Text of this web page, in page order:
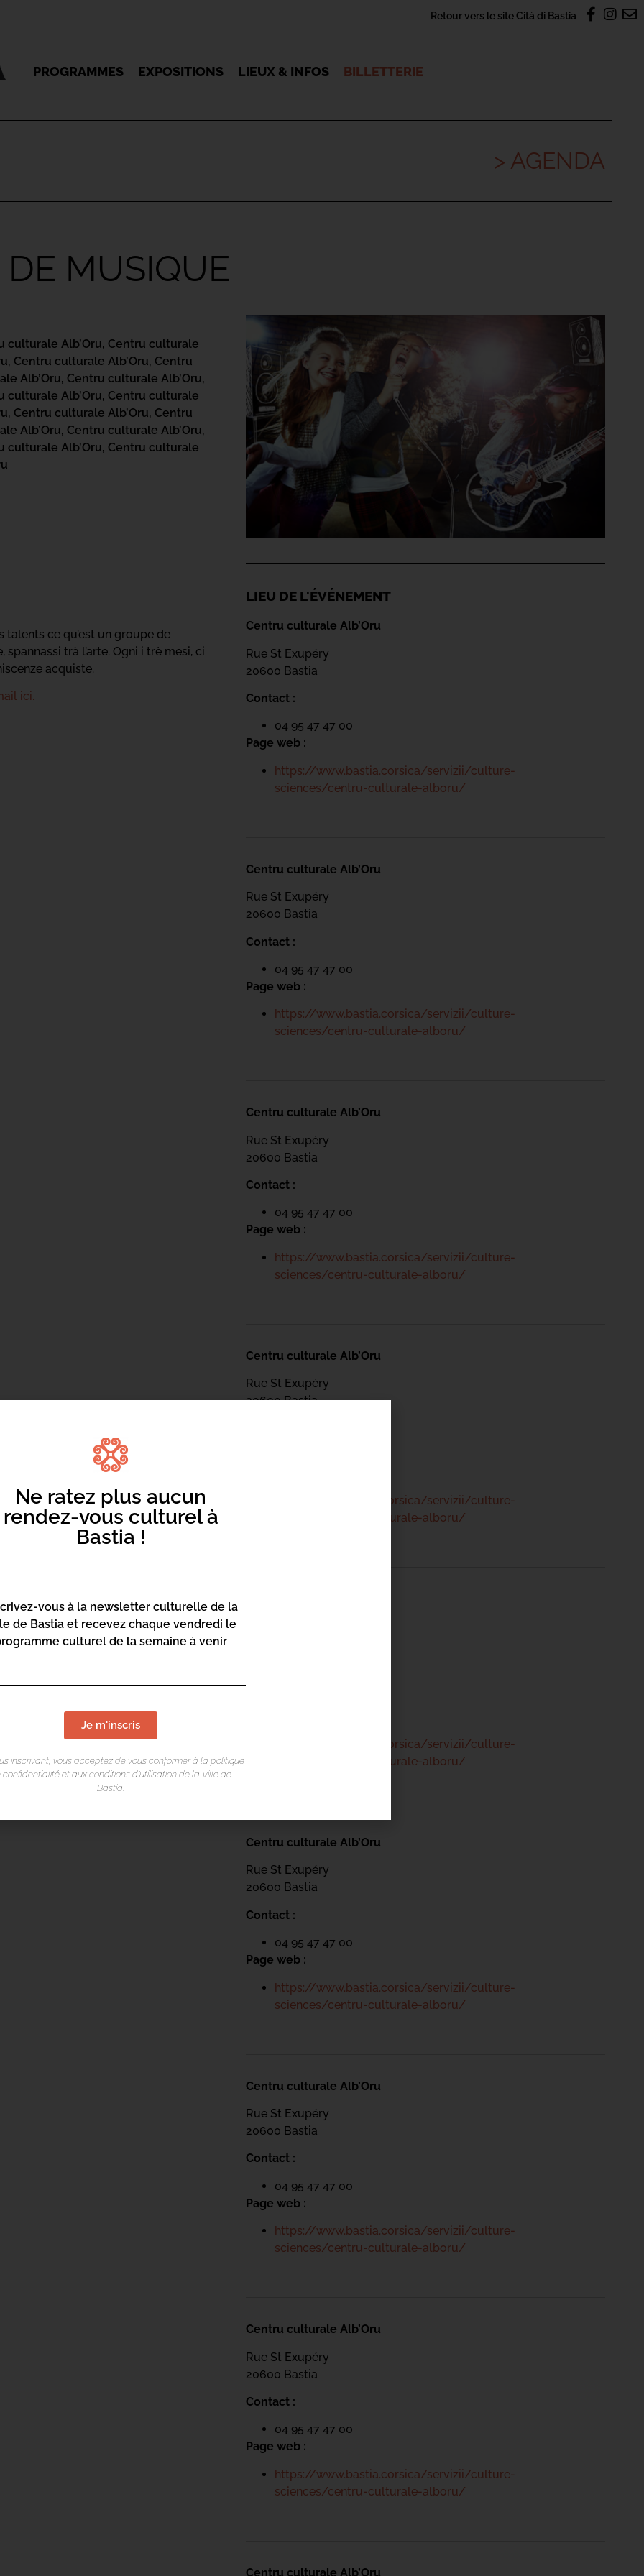
Retour vers le site Cità di Bastia
PROGRAMMES EXPOSITIONS LIEUX & INFOS BILLETTERIE
> AGENDA
MUSIQUE
culturale Alb’Oru, Centru culturale
Centru culturale Alb’Oru, Centru
Alb’Oru, Centru culturale Alb’Oru,
culturale Alb’Oru, Centru culturale
Centru culturale Alb’Oru, Centru
Alb’Oru, Centru culturale Alb’Oru,
culturale Alb’Oru, Centru culturale
ce qu’est un groupe de
trà l’arte. Ogni i trè mesi, ci
acquiste.
ici.
LIEU DE L'ÉVÉNEMENT
Centru culturale Alb’Oru
Rue St Exupéry
20600 Bastia
Contact :
04 95 47 47 00
Page web :
https://www.bastia.corsica/servizii/culture-
sciences/centru-culturale-alboru/
Centru culturale Alb’Oru
Rue St Exupéry
20600 Bastia
Contact :
04 95 47 47 00
Page web :
https://www.bastia.corsica/servizii/culture-
sciences/centru-culturale-alboru/
Centru culturale Alb’Oru
Rue St Exupéry
20600 Bastia
Contact :
04 95 47 47 00
Page web :
https://www.bastia.corsica/servizii/culture-
sciences/centru-culturale-alboru/
Centru culturale Alb’Oru
Rue St Exupéry
20600 Bastia
https://www.bastia.corsica/servizii/culture-
sciences/centru-culturale-alboru/
https://www.bastia.corsica/servizii/culture-
sciences/centru-culturale-alboru/
Centru culturale Alb’Oru
Rue St Exupéry
20600 Bastia
Contact :
04 95 47 47 00
Page web :
https://www.bastia.corsica/servizii/culture-
sciences/centru-culturale-alboru/
Centru culturale Alb’Oru
Rue St Exupéry
20600 Bastia
Contact :
04 95 47 47 00
Page web :
https://www.bastia.corsica/servizii/culture-
sciences/centru-culturale-alboru/
Centru culturale Alb’Oru
Rue St Exupéry
20600 Bastia
Contact :
04 95 47 47 00
Page web :
https://www.bastia.corsica/servizii/culture-
sciences/centru-culturale-alboru/
Centru culturale Alb’Oru
Ne ratez plus aucun
rendez-vous culturel à
Bastia !
vous à la newsletter culturelle de la
de Bastia et recevez chaque vendredi le
culturel de la semaine à venir
Je m'inscris
inscrivant, vous acceptez de vous conformer à la politique
confidentialité et aux conditions d’utilisation de la Ville de
Bastia.